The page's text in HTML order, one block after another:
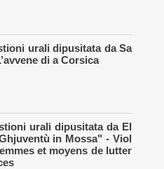
urali dipusitata da Sa
di a Corsica
urali dipusitata da El
in Mossa" - Viol
et moyens de lutter